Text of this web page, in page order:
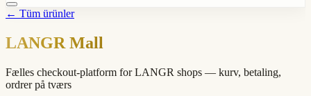
← Tüm ürünler
LANGR Mall
Fælles checkout-platform for LANGR shops — kurv, betaling,
ordrer på tværs